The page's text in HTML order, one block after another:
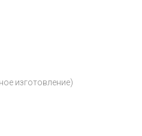
изготовление)